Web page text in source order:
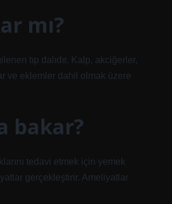
mı?
tıp dalıdır. Kalp, akciğerler,
ve eklemler dahil olmak üzere
bakar?
tedavi etmek için yemek
gerçekleştirir. Ameliyatlar